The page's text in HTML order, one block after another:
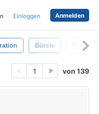
Einloggen Anmelden
Bürste Farbe
1 von 139